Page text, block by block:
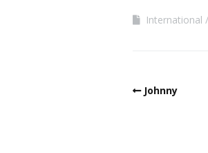
International
Johnny